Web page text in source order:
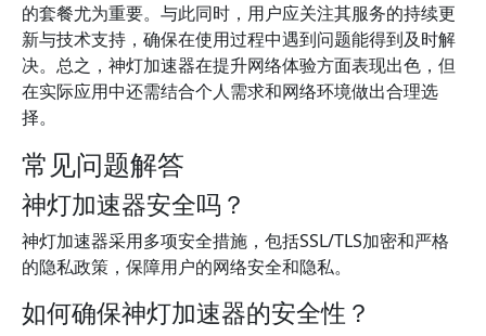
的套餐尤为重要。与此同时，用户应关注其服务的持续更
新与技术支持，确保在使用过程中遇到问题能得到及时解
决。总之，神灯加速器在提升网络体验方面表现出色，但
在实际应用中还需结合个人需求和网络环境做出合理选
择。
常见问题解答
神灯加速器安全吗？
神灯加速器采用多项安全措施，包括SSL/TLS加密和严格
的隐私政策，保障用户的网络安全和隐私。
如何确保神灯加速器的安全性？